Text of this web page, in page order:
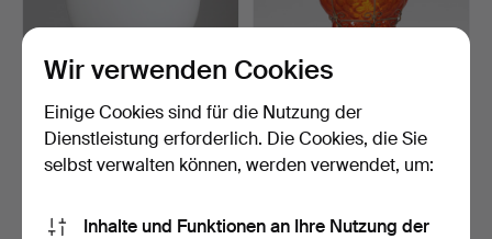
VILHELM LAURITZEN.
Louis Poulsen. "Radiohu…
Beendet 5. Aug 2026
Venezianische Ampel aus
orangerotem Glas u…
Beendet 5. Aug 2026
Wir verwenden Cookies
Einige Cookies sind für die Nutzung der
Dienstleistung erforderlich. Die Cookies, die Sie
selbst verwalten können, werden verwendet, um:
Inhalte und Funktionen an Ihre Nutzung der